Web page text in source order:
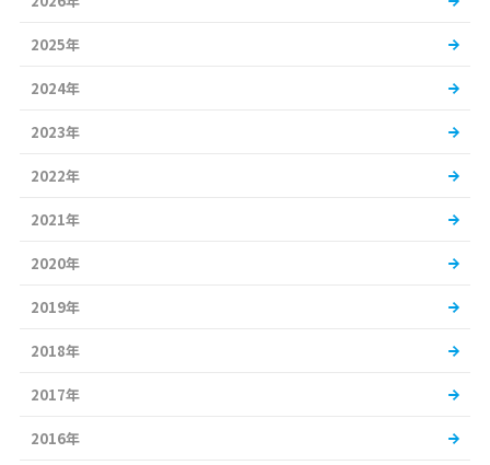
2025年
2024年
2023年
2022年
2021年
2020年
2019年
2018年
2017年
2016年